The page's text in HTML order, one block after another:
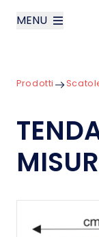
MENU
Prodotti
News
Prodotti